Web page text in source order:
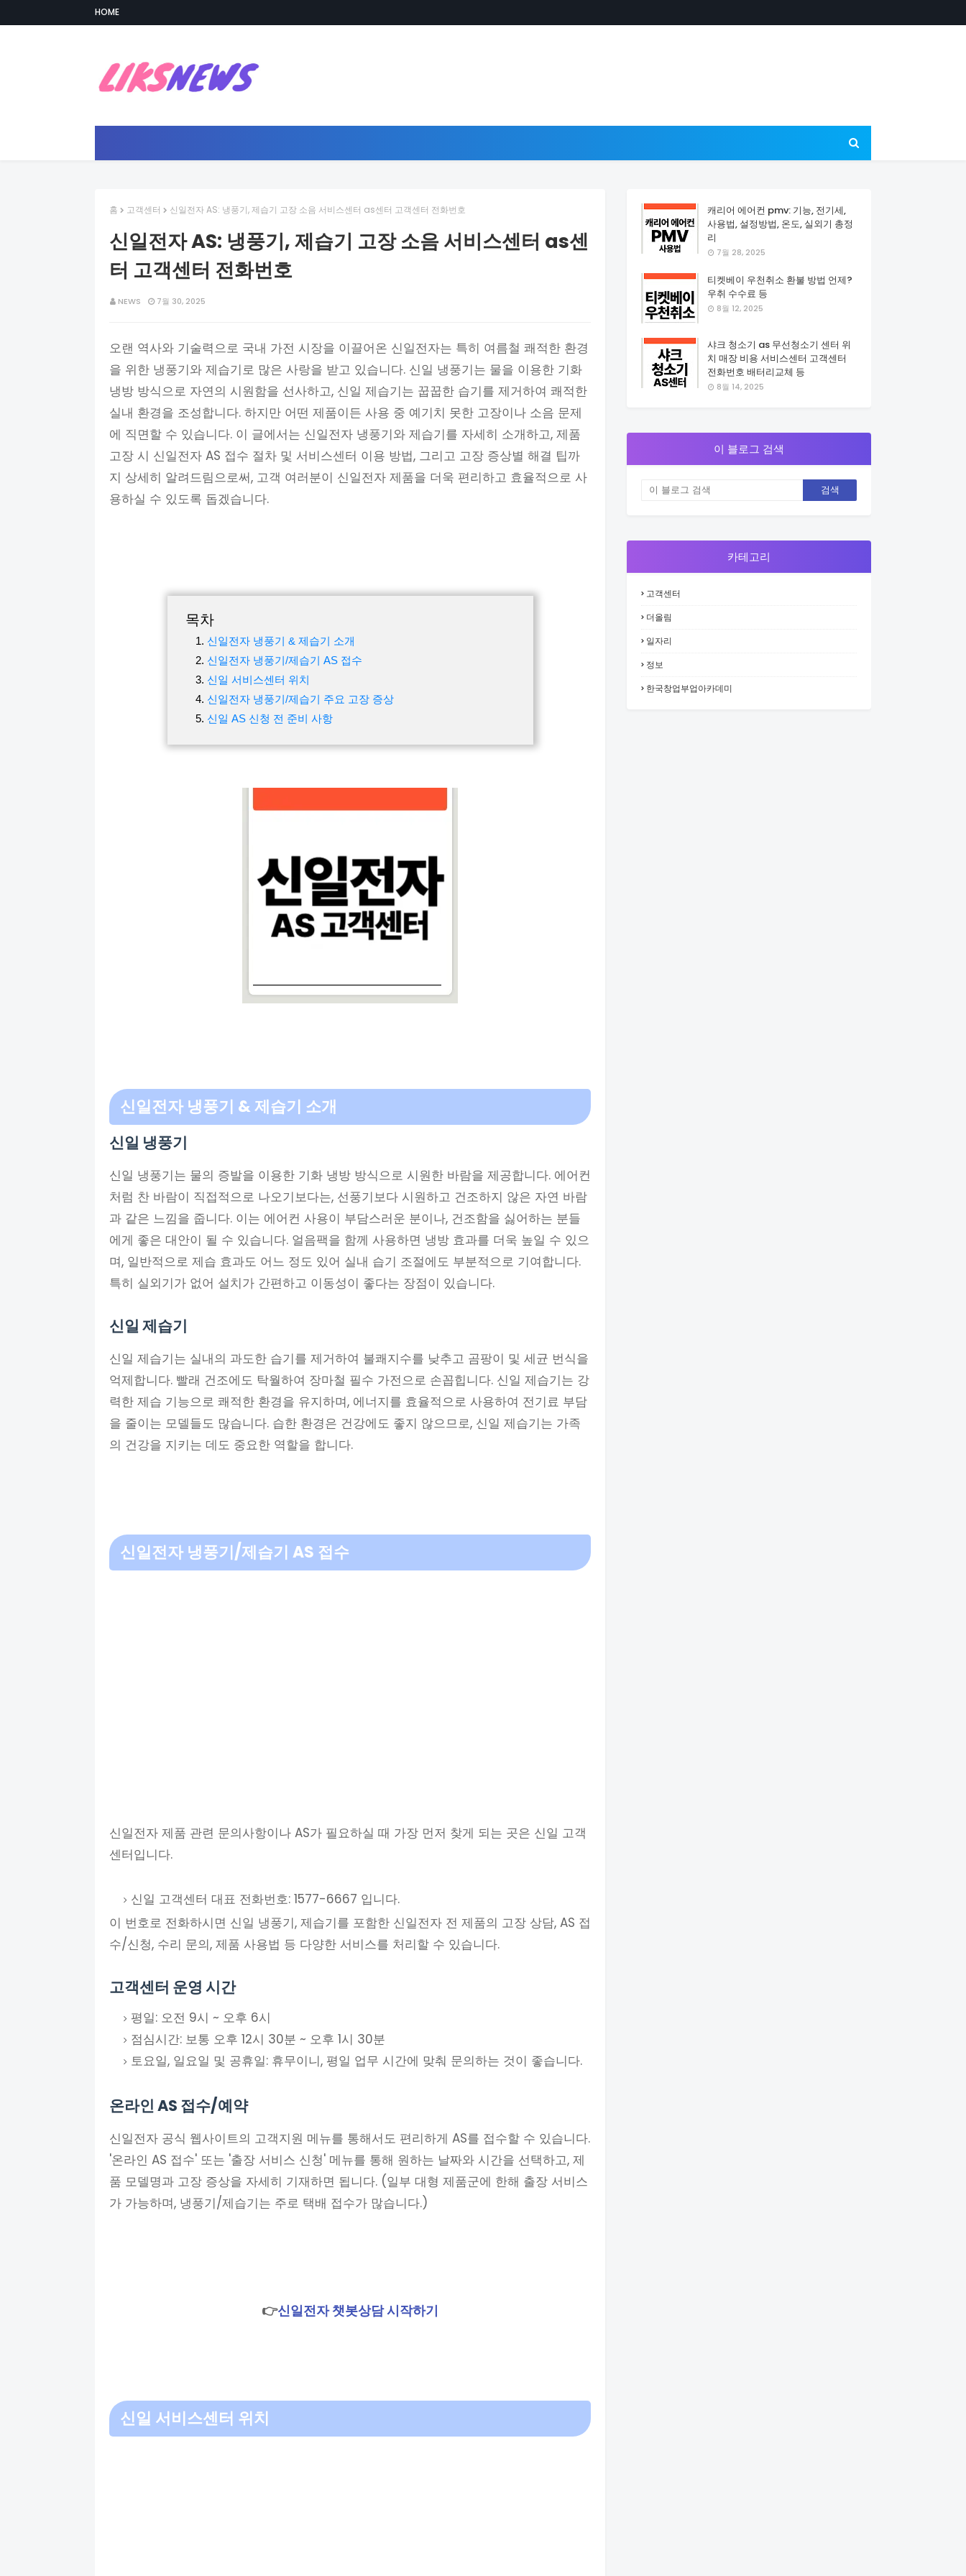
HOME
홈 고객센터 신일전자 AS: 냉풍기, 제습기 고장 소음 서비스센터 as센터 고객센터 전화번호
신일전자 AS: 냉풍기, 제습기 고장 소음 서비스센터 as센
터 고객센터 전화번호
NEWS 7월 30, 2025
오랜 역사와 기술력으로 국내 가전 시장을 이끌어온 신일전자는 특히 여름철 쾌적한 환경
을 위한 냉풍기와 제습기로 많은 사랑을 받고 있습니다. 신일 냉풍기는 물을 이용한 기화
냉방 방식으로 자연의 시원함을 선사하고, 신일 제습기는 꿉꿉한 습기를 제거하여 쾌적한
실내 환경을 조성합니다. 하지만 어떤 제품이든 사용 중 예기치 못한 고장이나 소음 문제
에 직면할 수 있습니다. 이 글에서는 신일전자 냉풍기와 제습기를 자세히 소개하고, 제품
고장 시 신일전자 AS 접수 절차 및 서비스센터 이용 방법, 그리고 고장 증상별 해결 팁까
지 상세히 알려드림으로써, 고객 여러분이 신일전자 제품을 더욱 편리하고 효율적으로 사
용하실 수 있도록 돕겠습니다.
목차
신일전자 냉풍기 & 제습기 소개
신일전자 냉풍기/제습기 AS 접수
신일 서비스센터 위치
신일전자 냉풍기/제습기 주요 고장 증상
신일 AS 신청 전 준비 사항
신일전자 냉풍기 & 제습기 소개
신일 냉풍기
신일 냉풍기는 물의 증발을 이용한 기화 냉방 방식으로 시원한 바람을 제공합니다. 에어컨
처럼 찬 바람이 직접적으로 나오기보다는, 선풍기보다 시원하고 건조하지 않은 자연 바람
과 같은 느낌을 줍니다. 이는 에어컨 사용이 부담스러운 분이나, 건조함을 싫어하는 분들
에게 좋은 대안이 될 수 있습니다. 얼음팩을 함께 사용하면 냉방 효과를 더욱 높일 수 있으
며, 일반적으로 제습 효과도 어느 정도 있어 실내 습기 조절에도 부분적으로 기여합니다.
특히 실외기가 없어 설치가 간편하고 이동성이 좋다는 장점이 있습니다.
신일 제습기
신일 제습기는 실내의 과도한 습기를 제거하여 불쾌지수를 낮추고 곰팡이 및 세균 번식을
억제합니다. 빨래 건조에도 탁월하여 장마철 필수 가전으로 손꼽힙니다. 신일 제습기는 강
력한 제습 기능으로 쾌적한 환경을 유지하며, 에너지를 효율적으로 사용하여 전기료 부담
을 줄이는 모델들도 많습니다. 습한 환경은 건강에도 좋지 않으므로, 신일 제습기는 가족
의 건강을 지키는 데도 중요한 역할을 합니다.
신일전자 냉풍기/제습기 AS 접수
신일전자 제품 관련 문의사항이나 AS가 필요하실 때 가장 먼저 찾게 되는 곳은 신일 고객
센터입니다.
신일 고객센터 대표 전화번호: 1577-6667 입니다.
이 번호로 전화하시면 신일 냉풍기, 제습기를 포함한 신일전자 전 제품의 고장 상담, AS 접
수/신청, 수리 문의, 제품 사용법 등 다양한 서비스를 처리할 수 있습니다.
고객센터 운영 시간
평일: 오전 9시 ~ 오후 6시
점심시간: 보통 오후 12시 30분 ~ 오후 1시 30분
토요일, 일요일 및 공휴일: 휴무이니, 평일 업무 시간에 맞춰 문의하는 것이 좋습니다.
온라인 AS 접수/예약
신일전자 공식 웹사이트의 고객지원 메뉴를 통해서도 편리하게 AS를 접수할 수 있습니다.
'온라인 AS 접수' 또는 '출장 서비스 신청' 메뉴를 통해 원하는 날짜와 시간을 선택하고, 제
품 모델명과 고장 증상을 자세히 기재하면 됩니다. (일부 대형 제품군에 한해 출장 서비스
가 가능하며, 냉풍기/제습기는 주로 택배 접수가 많습니다.)
👉신일전자 챗봇상담 시작하기
신일 서비스센터 위치
캐리어 에어컨 pmv: 기능, 전기세,
사용법, 설정방법, 온도, 실외기 총정
리
7월 28, 2025
티켓베이 우천취소 환불 방법 언제?
우취 수수료 등
8월 12, 2025
샤크 청소기 as 무선청소기 센터 위
치 매장 비용 서비스센터 고객센터
전화번호 배터리교체 등
8월 14, 2025
이 블로그 검색
카테고리
고객센터
더올림
일자리
정보
한국창업부업아카데미